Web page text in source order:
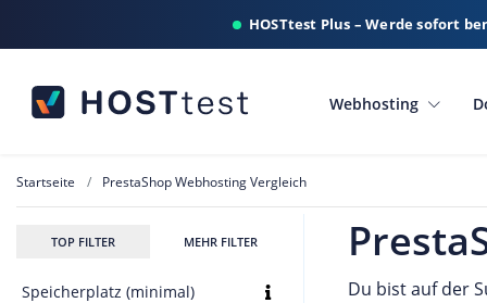
HOSTtest Plus – Werde sofort
Webhosting
Startseite PrestaShop Webhosting Vergleich
TOP FILTER MEHR FILTER
Speicherplatz (minimal)
Du bist auf der